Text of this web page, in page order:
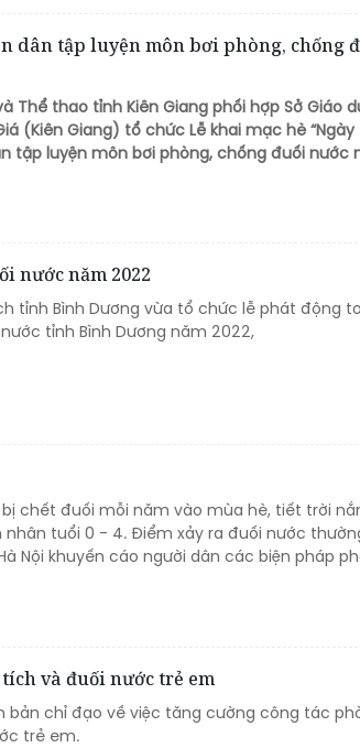
dân tập luyện môn bơi phòng, chống
Thể thao tỉnh Kiên Giang phối hợp Sở Giáo
(Kiên Giang) tổ chức Lễ khai mạc hè “Ngày
tập luyện môn bơi phòng, chống đuối nước
nước năm 2022
tỉnh Bình Dương vừa tổ chức lễ phát động
tỉnh Bình Dương năm 2022,
chết đuối mỗi năm vào mùa hè, tiết trời
nhân tuổi 0 - 4. Điểm xảy ra đuối nước
Nội khuyến cáo người dân các biện pháp
và đuối nước trẻ em
bản chỉ đạo về việc tăng cường công tác
trẻ em.